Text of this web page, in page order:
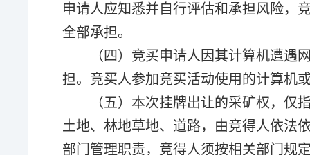
申请人应知悉并自行评估和承担风险，
全部承担。
（四）竞买申请人因其计算机遭
担。竞买人参加竞买活动使用的计算机
（五）本次挂牌出让的采矿权，仅
土地、林地草地、道路，由竞得人依法
部门管理职责，竞得人须按相关部门规